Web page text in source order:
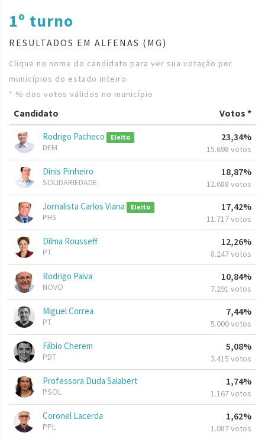
1º turno
RESULTADOS EM ALFENAS (MG)
Clique no nome do candidato para ver sua votação por
municípios do estado inteiro
* % dos votos válidos no município
Candidato Votos *
Rodrigo Pacheco Eleito
DEM
23,34%
15.698 votos
Dinis Pinheiro
SOLIDARIEDADE
18,87%
12.688 votos
Jornalista Carlos Viana Eleito
PHS
17,42%
11.717 votos
Dilma Rousseff
PT
12,26%
8.247 votos
Rodrigo Paiva
NOVO
10,84%
7.291 votos
Miguel Correa
PT
7,44%
5.000 votos
Fábio Cherem
PDT
5,08%
3.415 votos
Professora Duda Salabert
PSOL
1,74%
1.167 votos
Coronel Lacerda
PPL
1,62%
1.087 votos